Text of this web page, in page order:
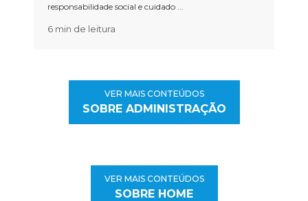
responsabilidade social e cuidado ...
6 min de leitura
VER MAIS CONTEÚDOS
SOBRE ADMINISTRAÇÃO
VER MAIS CONTEÚDOS
SOBRE HOME